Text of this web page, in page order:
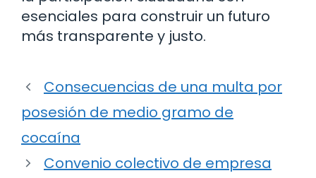
esenciales para construir un futuro
más transparente y justo.
Consecuencias de una multa por
posesión de medio gramo de
cocaína
Convenio colectivo de empresa